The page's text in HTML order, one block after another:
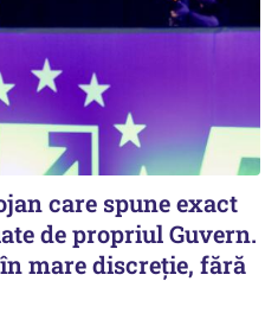
care spune exact
de propriul Guvern.
mare discreție, fără